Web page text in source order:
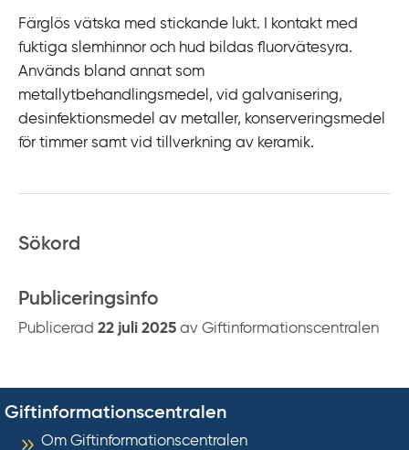
Färglös vätska med stickande lukt. I kontakt med
fuktiga slemhinnor och hud bildas fluorvätesyra.
Används bland annat som
metallytbehandlingsmedel, vid galvanisering,
desinfektionsmedel av metaller, konserveringsmedel
för timmer samt vid tillverkning av keramik.
Sökord
Publiceringsinfo
Publicerad 22 juli 2025 av Giftinformationscentralen
Giftinformationscentralen
Om Giftinformationscentralen